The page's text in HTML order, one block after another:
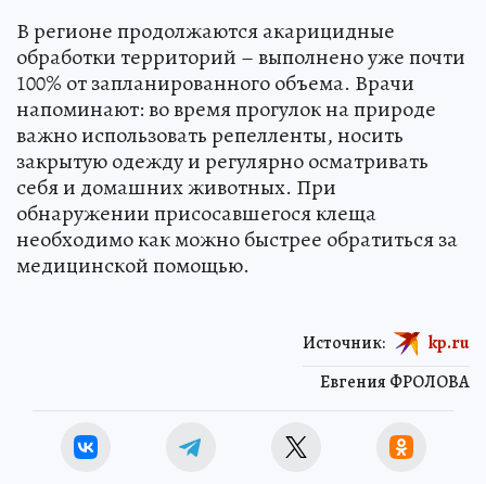
В регионе продолжаются акарицидные
обработки территорий – выполнено уже почти
100% от запланированного объема. Врачи
напоминают: во время прогулок на природе
важно использовать репелленты, носить
закрытую одежду и регулярно осматривать
себя и домашних животных. При
обнаружении присосавшегося клеща
необходимо как можно быстрее обратиться за
медицинской помощью.
Евгения ФРОЛОВА
Источник: kp.ru